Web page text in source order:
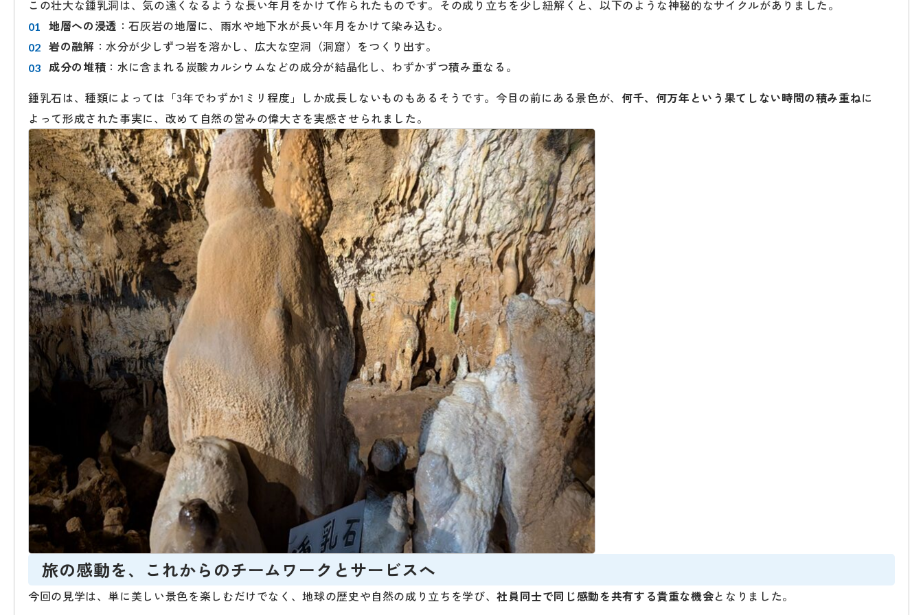
この壮大な鍾乳洞は、気の遠くなるような長い年月をかけて作られたものです。その成り立ちを少し紐解くと、以下のような神秘的なサイクルがありました。
地層への浸透 ：石灰岩の地層に、雨水や地下水が長い年月をかけて染み込む。
岩の融解 ：水分が少しずつ岩を溶かし、広大な空洞（洞窟）をつくり出す。
成分の堆積 ：水に含まれる炭酸カルシウムなどの成分が結晶化し、わずかずつ積み重なる。
鍾乳石は、種類によっては「3年でわずか1ミリ程度」しか成長しないものもあるそうです。今目の前にある景色が、 何千、何万年という果てしない時間の積み重ねに
よって形成された事実に、改めて自然の営みの偉大さを実感させられました。
旅の感動を、これからのチームワークとサービスへ
今回の見学は、単に美しい景色を楽しむだけでなく、地球の歴史や自然の成り立ちを学び、社員同士で同じ感動を共有する貴重な機会となりました。